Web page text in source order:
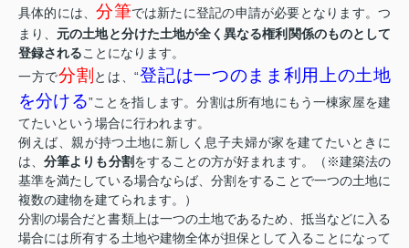
具体的には、分筆では新たに登記の申請が必要となります。つ
まり、 元の土地と分けた土地が全く異なる権利関係のものとして
登録されることになります。
一方で分割 とは、“登記は一つのまま利用上の土地
を分ける”ことを指します。分割は所有地にもう一棟家屋を建
てたいという場合に行われます。
例えば、親が持つ土地に新しく息子夫婦が家を建てたいときに
は、分筆よりも分割をすることの方が好まれます。（※建築法の
基準を満たしている場合ならば、分割をすることで一つの土地に
複数の建物を建てられます。）
分割の場合だと書類上は一つの土地であるため、抵当などに入る
場合には所有する土地や建物全体が担保として入ることになって